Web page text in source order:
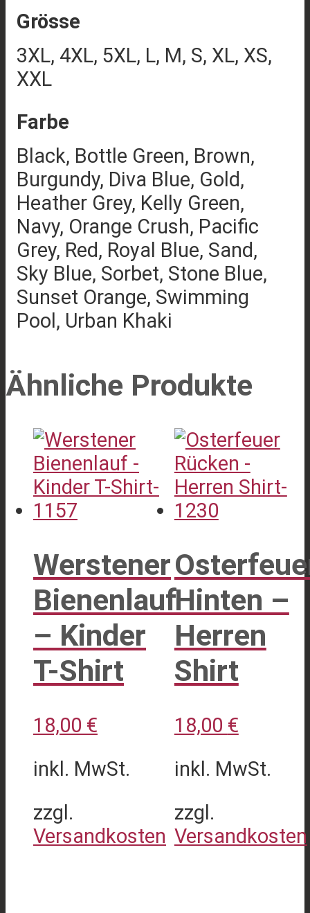
Grösse
3XL, 4XL, 5XL, L, M, S, XL, XS,
XXL
Farbe
Black, Bottle Green, Brown,
Burgundy, Diva Blue, Gold,
Heather Grey, Kelly Green,
Navy, Orange Crush, Pacific
Grey, Red, Royal Blue, Sand,
Sky Blue, Sorbet, Stone Blue,
Sunset Orange, Swimming
Pool, Urban Khaki
Ähnliche Produkte
Werstener
Bienenlauf
– Kinder
T-Shirt
18,00 €
inkl. MwSt.
zzgl.
Versandkosten
Hinten –
Herren
Shirt
18,00 €
inkl. MwSt.
zzgl.
Versandkosten